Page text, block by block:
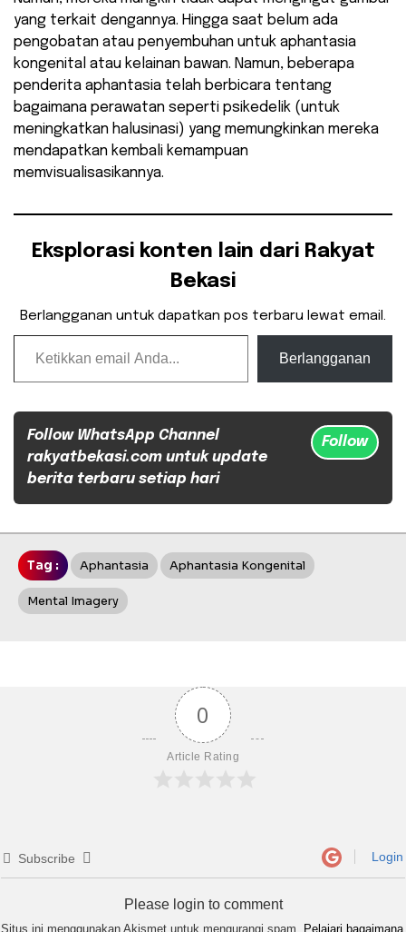
yang terkait dengannya. Hingga saat belum ada
pengobatan atau penyembuhan untuk aphantasia
kongenital atau kelainan bawan. Namun, beberapa
penderita aphantasia telah berbicara tentang
bagaimana perawatan seperti psikedelik (untuk
meningkatkan halusinasi) yang memungkinkan mereka
mendapatkan kembali kemampuan
memvisualisasikannya.
Eksplorasi konten lain dari Rakyat
Bekasi
Berlangganan untuk dapatkan pos terbaru lewat email.
Ketikkan email Anda...
Berlangganan
Follow WhatsApp Channel
rakyatbekasi.com untuk update
berita terbaru setiap hari
Follow
Tag : Aphantasia Aphantasia Kongenital
Mental Imagery
0
Article Rating
Subscribe Login
Please login to comment
Situs ini menggunakan Akismet untuk mengurangi spam. Pelajari bagaimana